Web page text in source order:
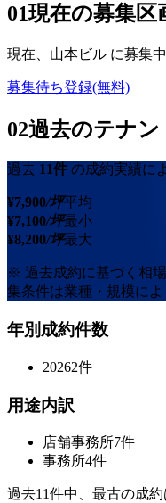
01現在の募集区
現在、 山本ビル に募集
募集待ち登録(無料)
02過去のテナン
過去 11件 の成約実績に
¥7,900/坪平均
¥7,100/坪最小
¥8,200/坪最大
※ 過去成約に基づく相
集条件は業種・規模に
年別成約件数
20262件
用途内訳
店舗事務所7件
事務所4件
過去11件中、最古の成約